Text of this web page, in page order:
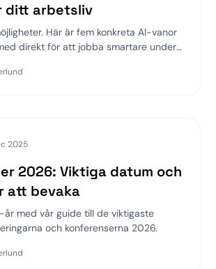
ditt arbetsliv
Här är fem konkreta AI-vanor
direkt för att jobba smartare under
2025
2026: Viktiga datum och
att bevaka
år med vår guide till de viktigaste
och konferenserna 2026.